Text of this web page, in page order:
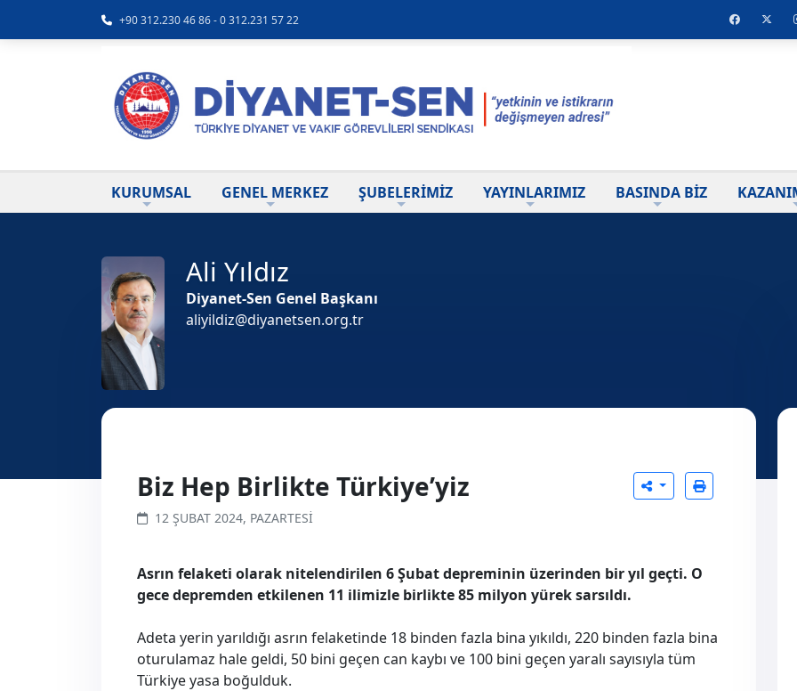
+90 312.230 46 86 - 0 312.231 57 22
KURUMSAL GENEL MERKEZ ŞUBELERİMİZ YAYINLARIMIZ BASINDA BİZ
Ali Yıldız
Diyanet-Sen Genel Başkanı
aliyildiz@diyanetsen.org.tr
Biz Hep Birlikte Türkiye’yiz
12 ŞUBAT 2024, PAZARTESI
Asrın felaketi olarak nitelendirilen 6 Şubat depreminin üzerinden bir yıl geçti. O
gece depremden etkilenen 11 ilimizle birlikte 85 milyon yürek sarsıldı.
Adeta yerin yarıldığı asrın felaketinde 18 binden fazla bina yıkıldı, 220 binden fazla bina
oturulamaz hale geldi, 50 bini geçen can kaybı ve 100 bini geçen yaralı sayısıyla tüm
Türkiye yasa boğulduk.